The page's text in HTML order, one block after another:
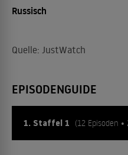
Russisch
Quelle: JustWatch
EPISODENGUIDE
1. Staffel 1 (12 Episoden •